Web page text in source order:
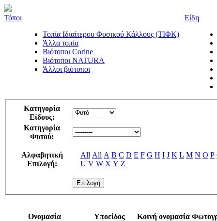
Τόποι
Τοπία Ιδιαίτερου Φυσικού Κάλλους (ΤΙΦΚ)
Άλλα τοπία
Βιότοποι Corine
Βιότοποι NATURA
Άλλοι βιότοποι
Είδη
Κατηγορία
Είδους:
Κατηγορία
Φυτού:
Αλφαβητική
Επιλογή:
All All A B C D E F G H I J K L M N O P
U V W X Y Z
Ονομασία Υποείδος Κοινή ονομασία